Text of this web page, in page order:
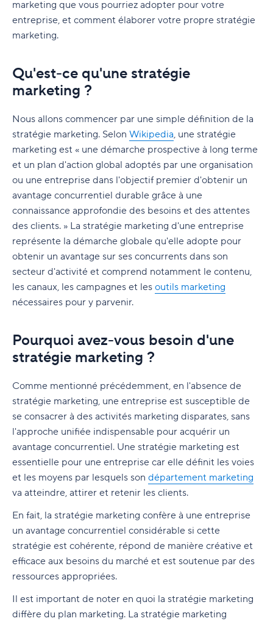
Utiliser Wrike pour gérer vos calendriers
marketing facilement
marketing
Outils de gestion des réseaux sociaux
Outils de gestion de contenu et d'actifs
Outils de gestion de la relation client ou GRC
(en anglais CRM)
Outils d'automatisation
Outils de référencement
Outils d'e-mail marketing
Outils de gestion de projets marketing
Outils de collaboration et de communication
Outils d'analyse
marketing ?
Qui utilise généralement un tableau de bord
Que doit comporter un tableau de bord
marketing ?
Exemples de tableaux de bord marketing
marketing que vous pourriez adopter pour votre
entreprise, et comment élaborer votre propre stratégie
marketing.
Qu'est-ce qu'une stratégie
marketing ?
Nous allons commencer par une simple définition de la
stratégie marketing. Selon Wikipedia, une stratégie
marketing est « une démarche prospective à long terme
et un plan d'action global adoptés par une organisation
ou une entreprise dans l'objectif premier d'obtenir un
avantage concurrentiel durable grâce à une
connaissance approfondie des besoins et des attentes
des clients. » La stratégie marketing d'une entreprise
représente la démarche globale qu'elle adopte pour
obtenir un avantage sur ses concurrents dans son
secteur d'activité et comprend notamment le contenu,
les canaux, les campagnes et les outils marketing
nécessaires pour y parvenir.
Pourquoi avez-vous besoin d'une
stratégie marketing ?
Comme mentionné précédemment, en l'absence de
stratégie marketing, une entreprise est susceptible de
se consacrer à des activités marketing disparates, sans
l'approche unifiée indispensable pour acquérir un
avantage concurrentiel. Une stratégie marketing est
essentielle pour une entreprise car elle définit les voies
et les moyens par lesquels son département marketing
va atteindre, attirer et retenir les clients.
En fait, la stratégie marketing confère à une entreprise
un avantage concurrentiel considérable si cette
stratégie est cohérente, répond de manière créative et
efficace aux besoins du marché et est soutenue par des
ressources appropriées.
Il est important de noter en quoi la stratégie marketing
diffère du plan marketing. La stratégie marketing